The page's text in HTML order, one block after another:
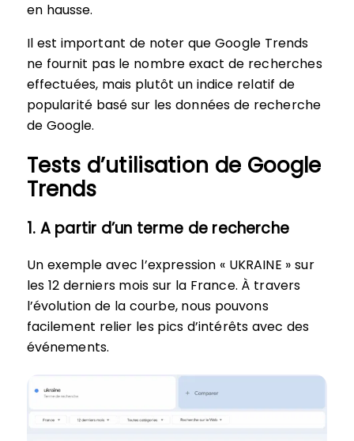
en hausse.
Il est important de noter que Google Trends
ne fournit pas le nombre exact de recherches
effectuées, mais plutôt un indice relatif de
popularité basé sur les données de recherche
de Google.
Tests d’utilisation de Google
Trends
1. A partir d’un terme de recherche
Un exemple avec l’expression « UKRAINE » sur
les 12 derniers mois sur la France. À travers
l’évolution de la courbe, nous pouvons
facilement relier les pics d’intérêts avec des
événements.